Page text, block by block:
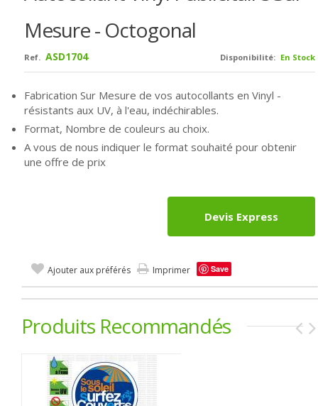
Mesure - Octogonal
Disponibilité: En Stock
Ref. ASD1704
Fabrication Sur Mesure de vos autocollants en Vinyl -
résistants aux UV, à l'eau, indéchirables.
Format, Nombre de couleurs au choix.
A vous de nous indiquer le format souhaité pour obtenir
une offre de prix
Devis Express
Ajouter aux préférés Imprimer Save
Produits Recommandés